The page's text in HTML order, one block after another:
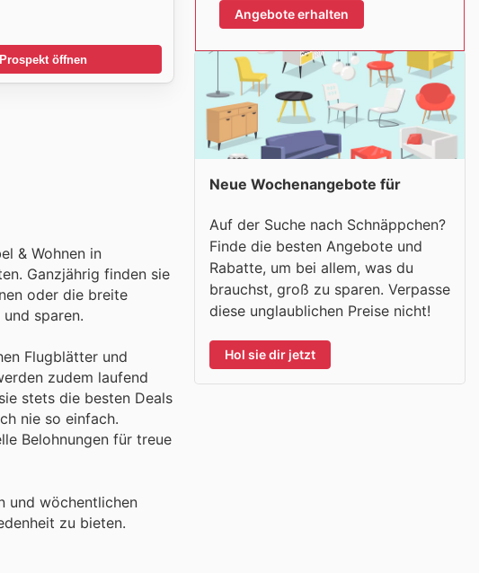
Prospekt öffnen
& Wohnen in
Ganzjährig finden sie
oder die breite
sparen.
Flugblätter und
zudem laufend
stets die besten Deals
nie so einfach.
Belohnungen für treue
und wöchentlichen
zu bieten.
Angebote erhalten
Neue Wochenangebote für
Auf der Suche nach Schnäppchen?
Finde die besten Angebote und
Rabatte, um bei allem, was du
brauchst, groß zu sparen. Verpasse
diese unglaublichen Preise nicht!
Hol sie dir jetzt